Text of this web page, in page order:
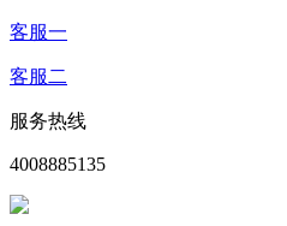
客服一
客服二
服务热线
4008885135